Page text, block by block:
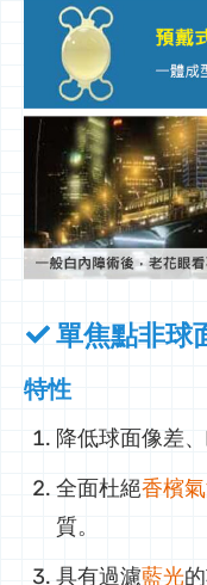
單焦點非球
特性
降低球面像差
全面杜絕香檳
質。
具有過濾藍光